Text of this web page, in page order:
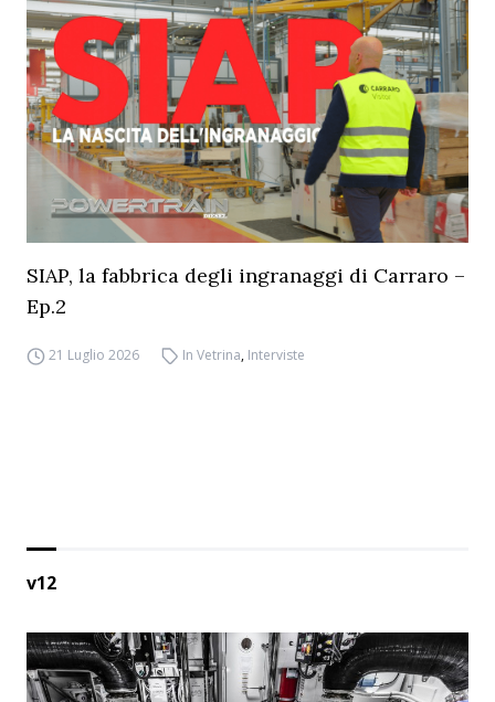
SIAP, la fabbrica degli ingranaggi di Carraro –
Ep.2
21 Luglio 2026 In Vetrina, Interviste
v12